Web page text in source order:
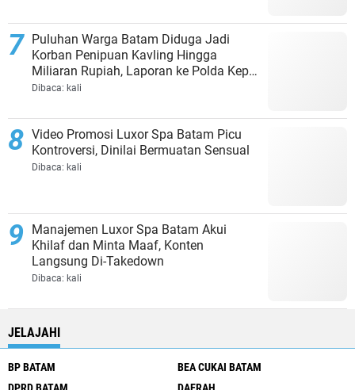
Puluhan Warga Batam Diduga Jadi
Korban Penipuan Kavling Hingga
Miliaran Rupiah, Laporan ke Polda Kepri
Jalan di Tempat?
Dibaca: kali
Video Promosi Luxor Spa Batam Picu
Kontroversi, Dinilai Bermuatan Sensual
Dibaca: kali
Manajemen Luxor Spa Batam Akui
Khilaf dan Minta Maaf, Konten
Langsung Di-Takedown
Dibaca: kali
JELAJAHI
BP BATAM
BEA CUKAI BATAM